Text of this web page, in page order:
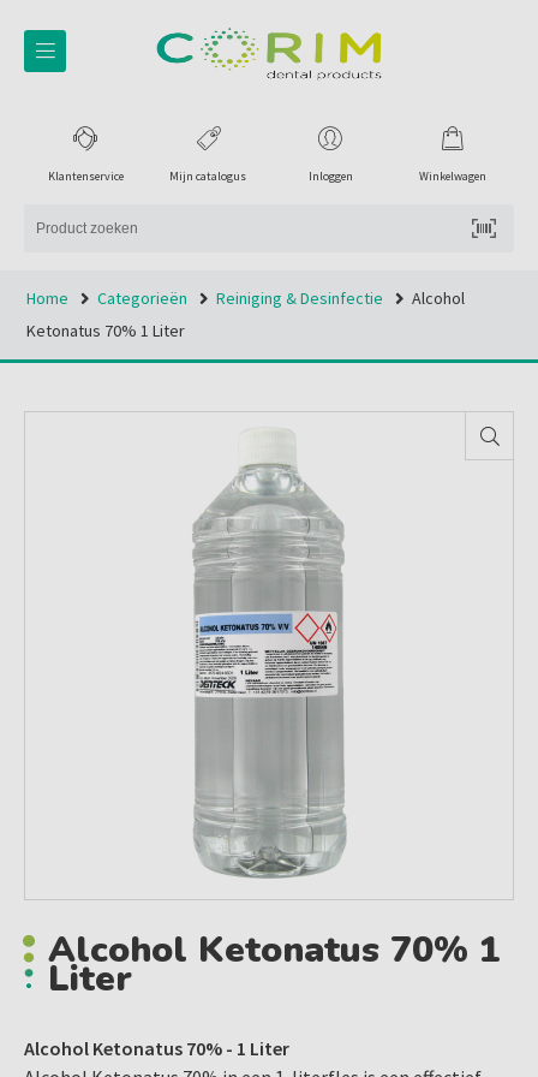
Winkelwagen
Inloggen
Mijn catalogus
Klantenservice
Home Categorieën Reiniging & Desinfectie
Alcohol
Ketonatus 70% 1 Liter
Alcohol Ketonatus 70% 1
Liter
Alcohol Ketonatus 70% - 1 Liter